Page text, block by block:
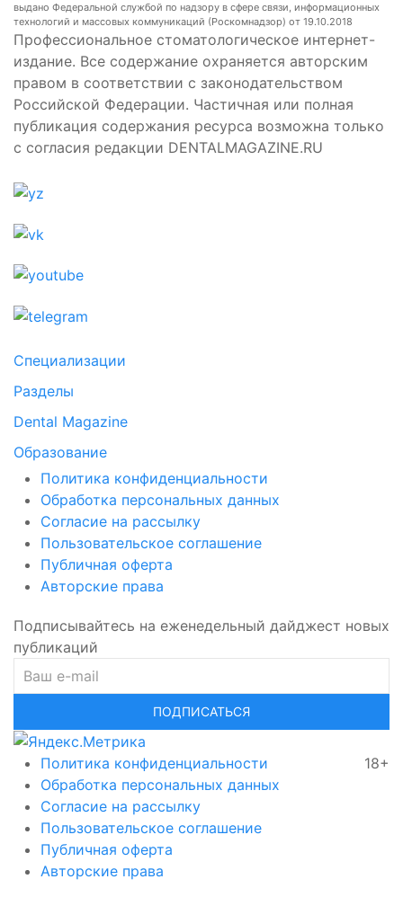
выдано Федеральной службой по надзору в сфере связи, информационных
технологий и массовых коммуникаций (Роскомнадзор) от 19.10.2018
Профессиональное стоматологическое интернет-
издание. Все содержание охраняется авторским
правом в соответствии с законодательством
Российской Федерации. Частичная или полная
публикация содержания ресурса возможна только
с согласия редакции DENTALMAGAZINE.RU
Специализации
Разделы
Dental Magazine
Образование
Политика конфиденциальности
Обработка персональных данных
Согласие на рассылку
Пользовательское соглашение
Публичная оферта
Авторские права
Подписывайтесь на еженедельный дайджест новых
публикаций
ПОДПИСАТЬСЯ
Политика конфиденциальности
Обработка персональных данных
Согласие на рассылку
Пользовательское соглашение
Публичная оферта
Авторские права
18+